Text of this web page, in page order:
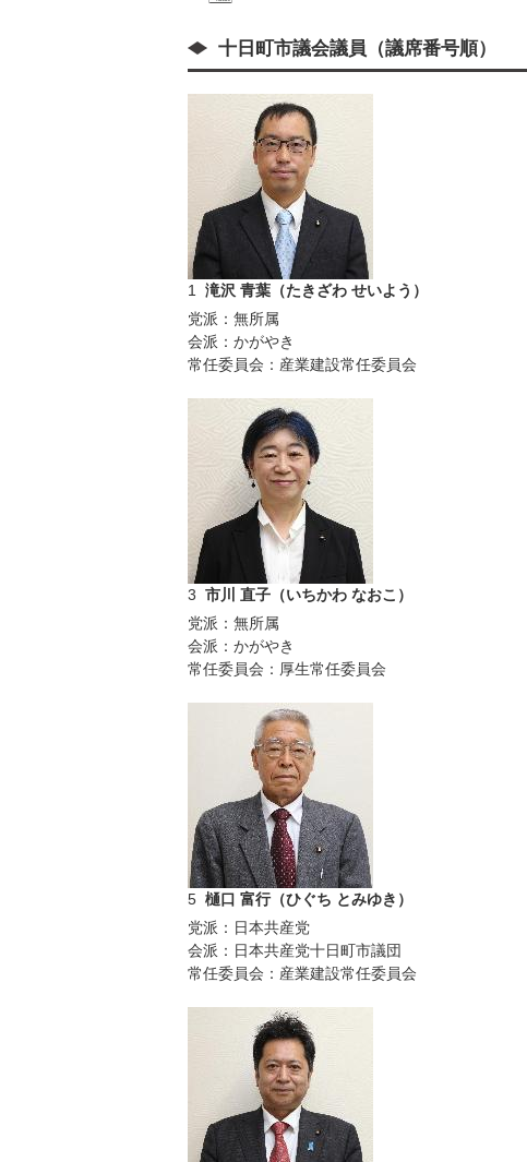
十日町市議会議員（議席番号順）
1 滝沢 青葉（たきざわ せいよう）
党派：無所属
会派：かがやき
常任委員会：産業建設常任委員会
3 市川 直子（いちかわ なおこ）
党派：無所属
会派：かがやき
常任委員会：厚生常任委員会
5 樋口 富行（ひぐち とみゆき）
党派：日本共産党
会派：日本共産党十日町市議団
常任委員会：産業建設常任委員会